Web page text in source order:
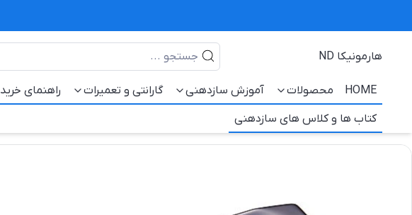
هارمونیکا ND
HOME محصولات آموزش سازدهنی گارانتی و تعمیرات راهنمای خرید
کتاب ها و کلاس های سازدهنی